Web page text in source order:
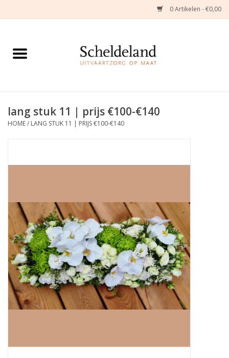
0 Artikelen - €0,00
Home
Herinneringsjuwelen
Troostartikelen
Kleine asdragers
Grafdecoratie
Naar website SCHELDE.LAND
lang stuk 11 | prijs €100-€140
HOME/ LANG STUK 11 | PRIJS €100-€140